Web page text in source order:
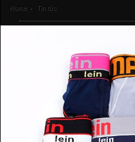
Home › Tin tức